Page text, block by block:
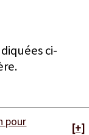
ci-
pour
[+]